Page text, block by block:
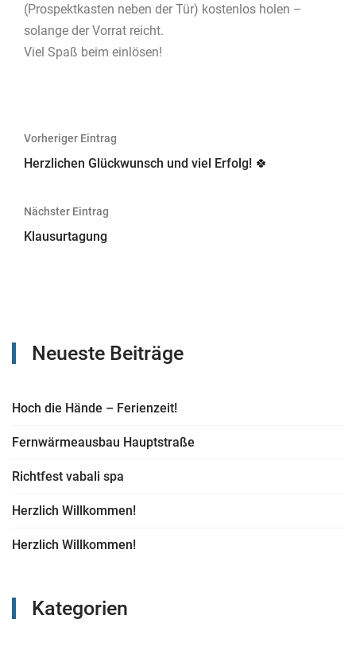
(Prospektkasten neben der Tür) kostenlos holen –
solange der Vorrat reicht.
Viel Spaß beim einlösen!
Beitragsnavigation
Vorheriger Eintrag
Herzlichen Glückwunsch und viel Erfolg! 🍀
Nächster Eintrag
Klausurtagung
Neueste Beiträge
Hoch die Hände – Ferienzeit!
Fernwärmeausbau Hauptstraße
Richtfest vabali spa
Herzlich Willkommen!
Herzlich Willkommen!
Kategorien